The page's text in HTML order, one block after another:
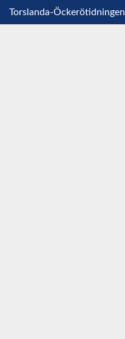
Torslanda-Öckerötidningen